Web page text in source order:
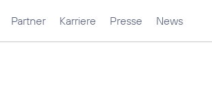
Partner Karriere Presse News